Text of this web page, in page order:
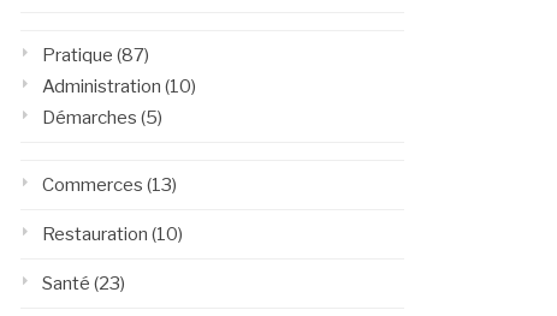
Pratique (87)
Administration (10)
Démarches (5)
Commerces (13)
Restauration (10)
Santé (23)